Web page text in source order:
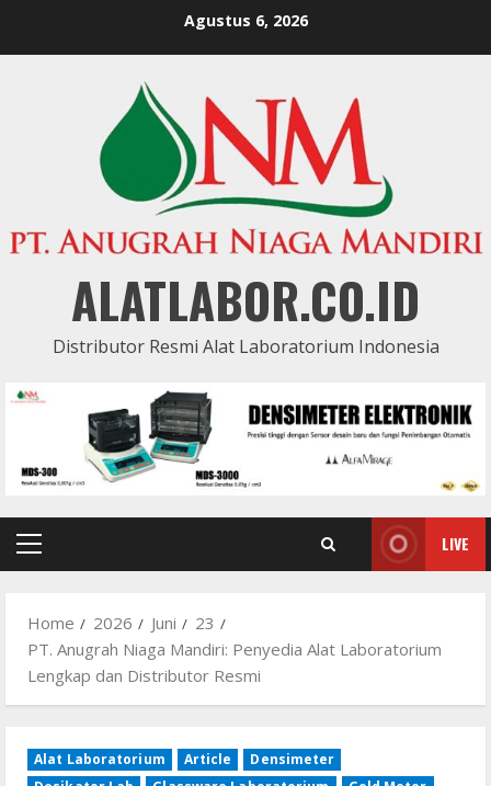
Agustus 6, 2026
ALATLABOR.CO.ID
Distributor Resmi Alat Laboratorium Indonesia
Primary
LIVE
Home 2026 Juni
23
PT. Anugrah Niaga Mandiri: Penyedia Alat Laboratorium
Lengkap dan Distributor Resmi
Alat Laboratorium Article
Densimeter